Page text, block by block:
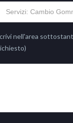
nell'area